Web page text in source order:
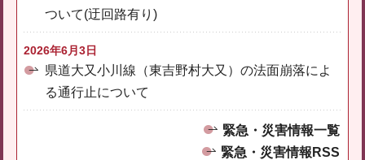
ついて(迂回路有り)
2026年6月3日
県道大又小川線（東吉野村大又）の法面崩落によ
る通行止について
緊急・災害情報一覧
緊急・災害情報RSS